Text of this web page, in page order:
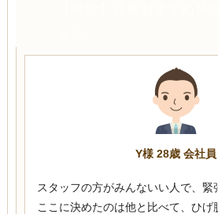
Y様 28歳 会社員
スタッフの方がみんないい人で、緊
ここに決めたのは他と比べて、ひげ